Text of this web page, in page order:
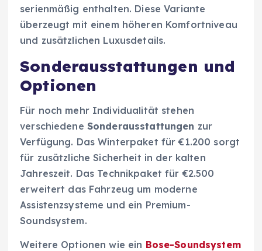
serienmäßig enthalten. Diese Variante
überzeugt mit einem höheren Komfortniveau
und zusätzlichen Luxusdetails.
Sonderausstattungen und
Optionen
Für noch mehr Individualität stehen
verschiedene Sonderausstattungen zur
Verfügung. Das Winterpaket für €1.200 sorgt
für zusätzliche Sicherheit in der kalten
Jahreszeit. Das Technikpaket für €2.500
erweitert das Fahrzeug um moderne
Assistenzsysteme und ein Premium-
Soundsystem.
Weitere Optionen wie ein Bose-Soundsystem